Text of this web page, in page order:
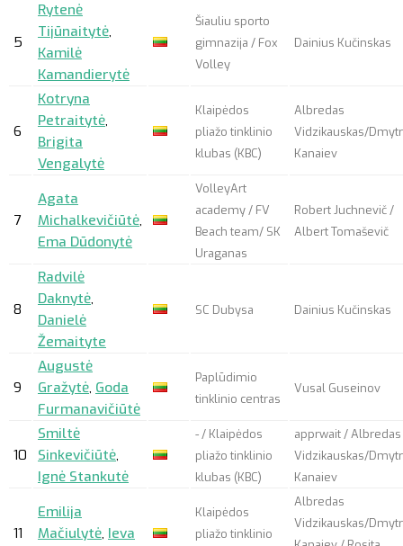
5
Rytenė
Tijūnaitytė,
Kamilė
Kamandierytė
Šiauliu sporto
gimnazija / Fox
Volley
Dainius Kučinskas
6
Kotryna
Petraitytė,
Brigita
Vengalytė
Klaipėdos
pliažo tinklinio
klubas (KBC)
Albredas
Vidzikauskas/
Kanaiev
7
Agata
Michalkevičiūtė,
Ema Dūdonytė
VolleyArt
academy / FV
Beach team/ SK
Uraganas
Robert Juchnevič /
Albert Tomaševič
8
Radvilė
Daknytė,
Danielė
Žemaityte
SC Dubysa Dainius Kučinskas
9
Augustė
Gražytė, Goda
Furmanavičiūtė
Paplūdimio
tinklinio centras
Vusal Guseinov
10
Smiltė
Sinkevičiūtė,
Ignė Stankutė
- / Klaipėdos
pliažo tinklinio
klubas (KBC)
apprwait/ Albredas
Vidzikauskas/
Kanaiev
11
Emilija
Mačiulytė, Ieva
Klaipėdos
pliažo tinklinio
Albredas
Vidzikauskas/